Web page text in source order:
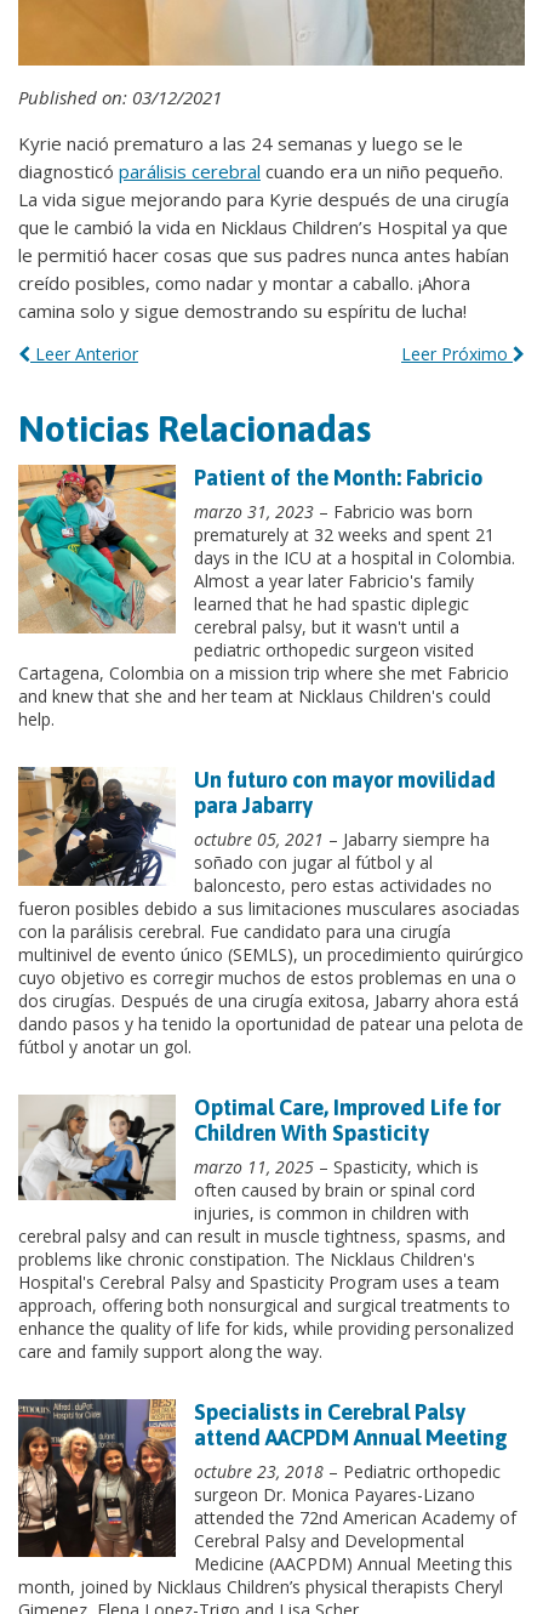
Published on: 03/12/2021
Kyrie nació prematuro a las 24 semanas y luego se le
diagnosticó parálisis cerebral cuando era un niño pequeño.
La vida sigue mejorando para Kyrie después de una cirugía
que le cambió la vida en Nicklaus Children’s Hospital ya que
le permitió hacer cosas que sus padres nunca antes habían
creído posibles, como nadar y montar a caballo. ¡Ahora
camina solo y sigue demostrando su espíritu de lucha!
Leer Anterior Leer Próximo
Noticias Relacionadas
Patient of the Month: Fabricio
marzo 31, 2023 – Fabricio was born
prematurely at 32 weeks and spent 21
days in the ICU at a hospital in Colombia.
Almost a year later Fabricio's family
learned that he had spastic diplegic
cerebral palsy, but it wasn't until a
pediatric orthopedic surgeon visited
Cartagena, Colombia on a mission trip where she met Fabricio
and knew that she and her team at Nicklaus Children's could
help.
Un futuro con mayor movilidad
para Jabarry
octubre 05, 2021 – Jabarry siempre ha
soñado con jugar al fútbol y al
baloncesto, pero estas actividades no
fueron posibles debido a sus limitaciones musculares asociadas
con la parálisis cerebral. Fue candidato para una cirugía
multinivel de evento único (SEMLS), un procedimiento quirúrgico
cuyo objetivo es corregir muchos de estos problemas en una o
dos cirugías. Después de una cirugía exitosa, Jabarry ahora está
dando pasos y ha tenido la oportunidad de patear una pelota de
fútbol y anotar un gol.
Optimal Care, Improved Life for
Children With Spasticity
marzo 11, 2025 – Spasticity, which is
often caused by brain or spinal cord
injuries, is common in children with
cerebral palsy and can result in muscle tightness, spasms, and
problems like chronic constipation. The Nicklaus Children's
Hospital's Cerebral Palsy and Spasticity Program uses a team
approach, offering both nonsurgical and surgical treatments to
enhance the quality of life for kids, while providing personalized
care and family support along the way.
Specialists in Cerebral Palsy
attend AACPDM Annual Meeting
octubre 23, 2018 – Pediatric orthopedic
surgeon Dr. Monica Payares-Lizano
attended the 72nd American Academy of
Cerebral Palsy and Developmental
Medicine (AACPDM) Annual Meeting this
month, joined by Nicklaus Children’s physical therapists Cheryl